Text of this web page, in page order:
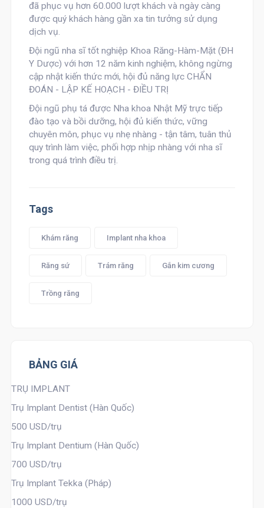
đã phục vụ hơn 60.000 lượt khách và ngày càng
được quý khách hàng gần xa tin tưởng sử dụng
dịch vụ.
Đội ngũ nha sĩ tốt nghiệp Khoa Răng-Hàm-Mặt (ĐH
Y Dược) với hơn 12 năm kinh nghiệm, không ngừng
cập nhật kiến thức mới, hội đủ năng lực CHẨN
ĐOÁN - LẬP KẾ HOẠCH - ĐIỀU TRỊ
Đội ngũ phụ tá được Nha khoa Nhật Mỹtrực tiếp
đào tạo và bồi dưỡng, hội đủ kiến thức, vững
chuyên môn, phục vụ nhẹ nhàng - tận tâm, tuân thủ
quy trình làm việc, phối hợp nhịp nhàng với nha sĩ
trong quá trình điều trị.
Tags
Khám răng Implant nha khoa
Răng sứ Trám răng Gắn kim cương
Trồng răng
BẢNG GIÁ
TRỤ IMPLANT
Trụ Implant Dentist (Hàn Quốc)
500 USD/trụ
Trụ Implant Dentium (Hàn Quốc)
700 USD/trụ
Trụ Implant Tekka (Pháp)
1000 USD/trụ